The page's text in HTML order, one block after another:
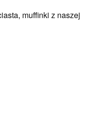
muffinki z naszej